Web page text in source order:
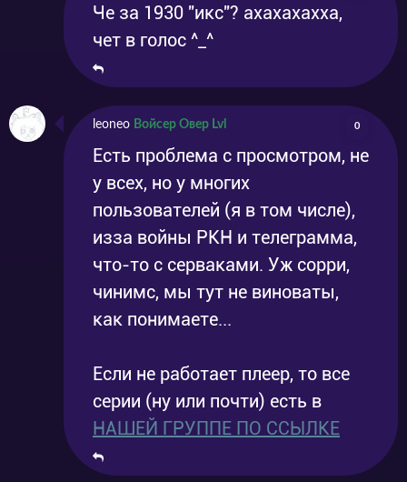
Че за 1930 "икс"? ахахахахха,
чет в голос ^_^
leoneo Войсер Овер Lvl 0
Есть проблема с просмотром, не
у всех, но у многих
пользователей (я в том числе),
изза войны РКН и телеграмма,
что-то с серваками. Уж сорри,
чинимс, мы тут не виноваты,
как понимаете...
Если не работает плеер, то все
серии (ну или почти) есть в
НАШЕЙ ГРУППЕ ПО ССЫЛКЕ